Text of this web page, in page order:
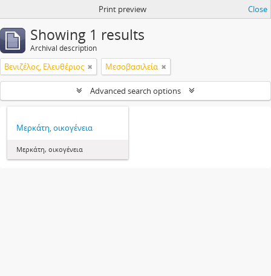
Print preview Close
Showing 1 results
Archival description
Βενιζέλος, Ελευθέριος Μεσοβασιλεία
Advanced search options
Μερκάτη, οικογένεια
Μερκάτη, οικογένεια